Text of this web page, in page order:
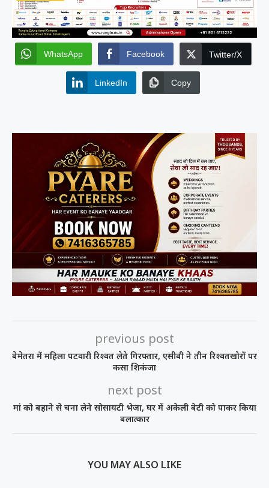
WhatsApp Facebook Twitter/X
LinkedIn Copy
previous post
बेमेतरा में महिला पटवारी रिश्वत लेते गिरफ्तार, एसीबी ने तीन रिश्वतखोरों पर
कसा शिकंजा
next post
मां को बहाने से चना लेने सोसायटी भेजा, घर में अकेली बेटी को पाकर किया
बलात्कार
YOU MAY ALSO LIKE